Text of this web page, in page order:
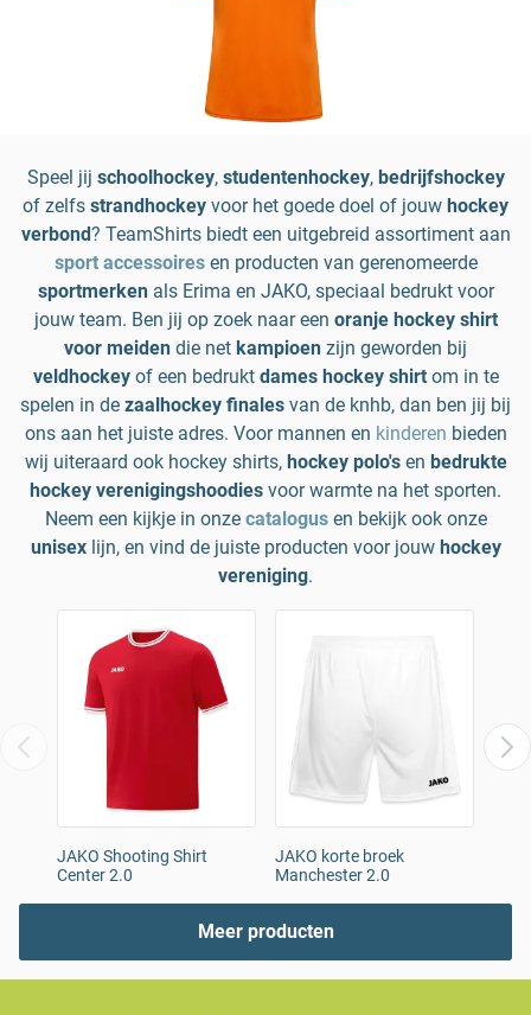
Speel jij schoolhockey, studentenhockey, bedrijfshockey
of zelfs strandhockey voor het goede doel of jouw hockey
verbond? TeamShirts biedt een uitgebreid assortiment aan
sport accessoiresen producten van gerenomeerde
sportmerkenals Erima en JAKO, speciaal bedrukt voor
jouw team. Ben jij op zoek naar een oranje hockey shirt
voor meiden die net kampioen zijn geworden bij
veldhockeyof een bedrukt dames hockey shirtom in te
spelen in de zaalhockey finales van de knhb, dan ben jij bij
ons aan het juiste adres. Voor mannen en kinderen bieden
wij uiteraard ook hockey shirts, hockey polo'sen bedrukte
hockey verenigingshoodies voor warmte na het sporten.
Neem een kijkje in onze catalogusen bekijk ook onze
unisexlijn, en vind de juiste producten voor jouw hockey
vereniging.
JAKO Shooting Shirt
Center 2.0
JAKO korte broek
Manchester 2.0
Meer producten